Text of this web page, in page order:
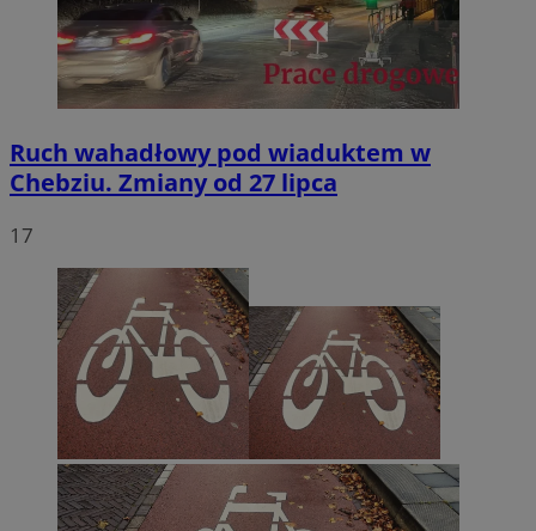
Ruch wahadłowy pod wiaduktem w
Chebziu. Zmiany od 27 lipca
17